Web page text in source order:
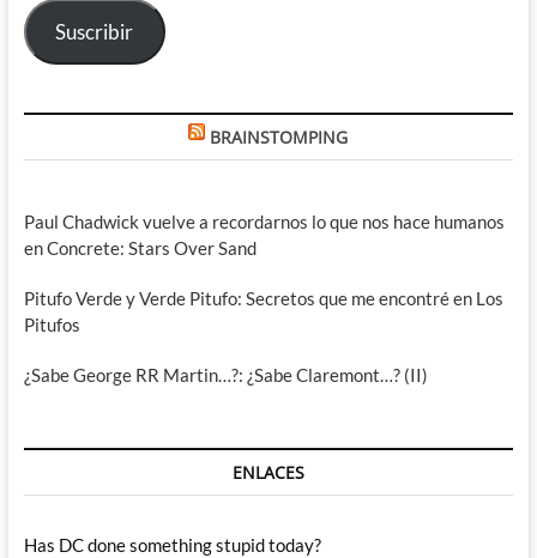
Suscribir
BRAINSTOMPING
Paul Chadwick vuelve a recordarnos lo que nos hace humanos
en Concrete: Stars Over Sand
Pitufo Verde y Verde Pitufo: Secretos que me encontré en Los
Pitufos
¿Sabe George RR Martin…?: ¿Sabe Claremont…? (II)
ENLACES
Has DC done something stupid today?